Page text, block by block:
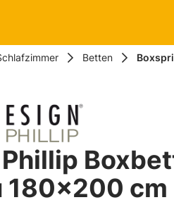
Betten
Phillip
180x200 cm